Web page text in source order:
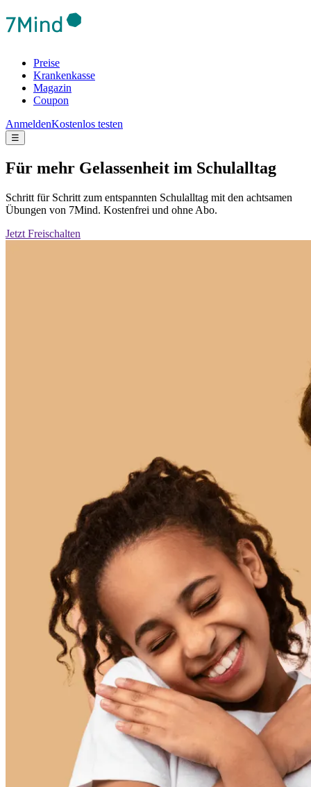
Preise
Krankenkasse
Magazin
Coupon
AnmeldenKostenlos testen
☰
Für mehr Gelassenheit im Schulalltag
Schritt für Schritt zum entspannten Schulalltag mit den achtsamen
Übungen von 7Mind. Kostenfrei und ohne Abo.
Jetzt Freischalten